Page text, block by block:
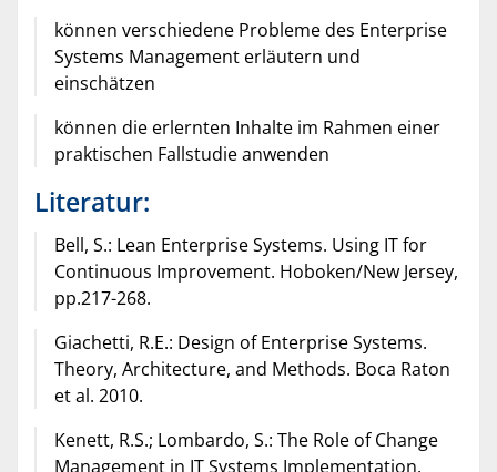
können verschiedene Probleme des Enterprise
Systems Management erläutern und
einschätzen
können die erlernten Inhalte im Rahmen einer
praktischen Fallstudie anwenden
Literatur:
Bell, S.: Lean Enterprise Systems. Using IT for
Continuous Improvement. Hoboken/New Jersey,
pp.217-268.
Giachetti, R.E.: Design of Enterprise Systems.
Theory, Architecture, and Methods. Boca Raton
et al. 2010.
Kenett, R.S.; Lombardo, S.: The Role of Change
Management in IT Systems Implementation.